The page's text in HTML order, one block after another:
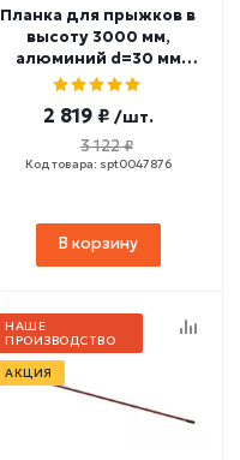
Планка для прыжков в
высоту 3000 мм,
алюминий d=30 мм
СТ-353
2 819 ₽ /шт.
3 122 ₽
Код товара: spt0047876
В корзину
НАШЕ
ПРОИЗВОДСТВО
АКЦИЯ